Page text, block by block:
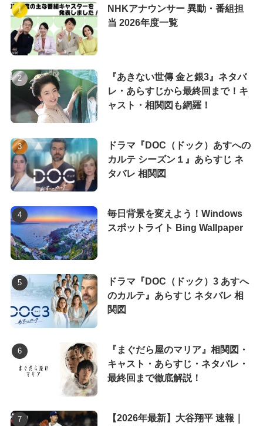
NHKアナウンサー 異動・番組担
当 2026年度一覧
『あきない世傳 金と銀3』ネタバ
レ・あらすじから最終回まで！キ
ャスト・相関図も網羅！
ドラマ『DOC（ドック）あすへの
カルテ シーズン１』あらすじ ネ
タバレ 相関図
毎日背景を変えよう！Windows
スポットライト Bing Wallpaper
ドラマ『DOC（ドック）3 あすへ
のカルテ』あらすじ ネタバレ 相
関図
『まぐだら屋のマリア』相関図・
キャスト・あらすじ・ネタバレ・
最終回まで徹底解説！
【2026年最新】大谷翔平 速報｜